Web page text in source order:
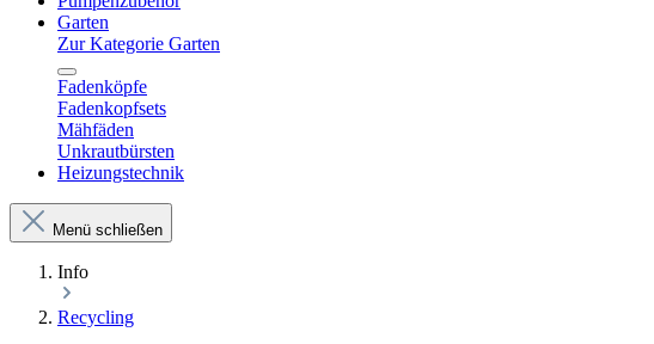
Garten
Zur Kategorie Garten
Fadenköpfe
Fadenkopfsets
Mähfäden
Unkrautbürsten
Heizungstechnik
Menü schließen
Info
Recycling